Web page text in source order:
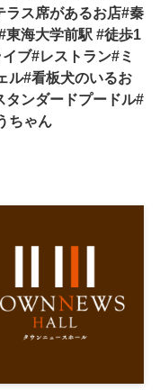
ラス席があるお店#秦
東海大学前駅 #徒歩1
ブ#レストラン#ミ
ル#看板犬のいるお
タンダードプードル#
ちゃん